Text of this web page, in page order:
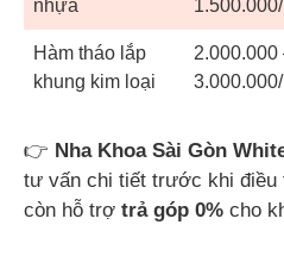
nhựa
Hàm tháo lắp
khung kim loại
2.000.000
👉 Nha Khoa Sài Gòn
tư vấn chi tiết trước khi điều
còn hỗ trợ trả góp 0% cho